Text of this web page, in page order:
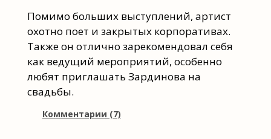
Помимо больших выступлений, артист
охотно поет и закрытых корпоративах.
Также он отлично зарекомендовал себя
как ведущий мероприятий, особенно
любят приглашать Зардинова на
свадьбы.
Комментарии (7)